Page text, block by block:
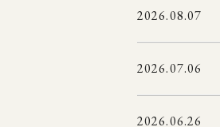
2026.08.07
2026.07.06
2026.06.26